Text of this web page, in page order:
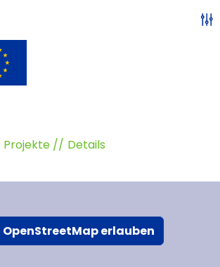
Projekte Details
OpenStreetMap erlauben